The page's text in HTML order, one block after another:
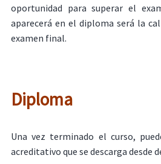
oportunidad para superar el
aparecerá en el diploma será la
examen final.
Diploma
Una vez terminado el curso,
acreditativo que se descarga desde